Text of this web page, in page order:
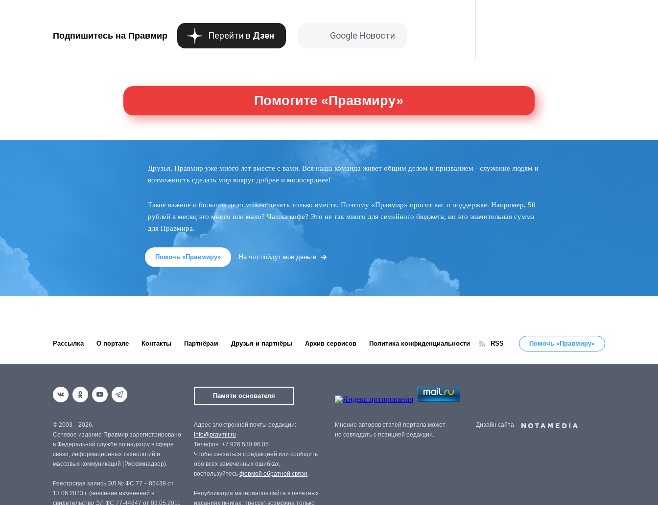
Подпишитесь на Правмир Перейти в Дзен Google Новости
Помогите «Правмиру»
Друзья, Правмир уже много лет вместе с вами. Вся наша команда живет общим делом и призванием - служение людям и
возможность сделать мир вокруг добрее и милосерднее!
Такое важное и большое дело можно делать только вместе. Поэтому «Правмир» просит вас о поддержке. Например, 50
рублей в месяц это много или мало? Чашка кофе? Это не так много для семейного бюджета, но это значительная сумма
для Правмира.
Помочь «Правмиру» На что пойдут мои деньги
Рассылка О портале Контакты Партнёрам Друзья и партнёры Архив сервисов Политика конфиденциальности RSS Помочь «Правмиру»
Памяти основателя
© 2003—2026.
Сетевое издание Правмир зарегистрировано
в Федеральной службе по надзору в сфере
связи, информационных технологий и
массовых коммуникаций (Роскомнадзор).
Реестровая запись ЭЛ № ФС 77 – 85438 от
13.06.2023 г. (внесение изменений в
свидетельство ЭЛ ФС 77-44847 от 03.05.2011
Адрес электронной почты редакции:
info@pravmir.ru
Телефон: +7 926 530 96 05
Чтобы связаться с редакцией или сообщить
обо всех замеченных ошибках,
воспользуйтесь формой обратной связи.
Републикация материалов сайта в печатных
изданиях (книгах, прессе) возможна только
Мнение авторов статей портала может
не совпадать с позицией редакции.
Дизайн сайта -